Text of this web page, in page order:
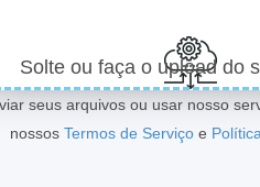
Solte ou faça o upload do
seus arquivos ou usar nosso
nossos Termos de Serviço e